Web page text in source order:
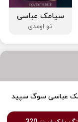
سیامک عباسی
تو اومدی
عباسی سوگ سپید